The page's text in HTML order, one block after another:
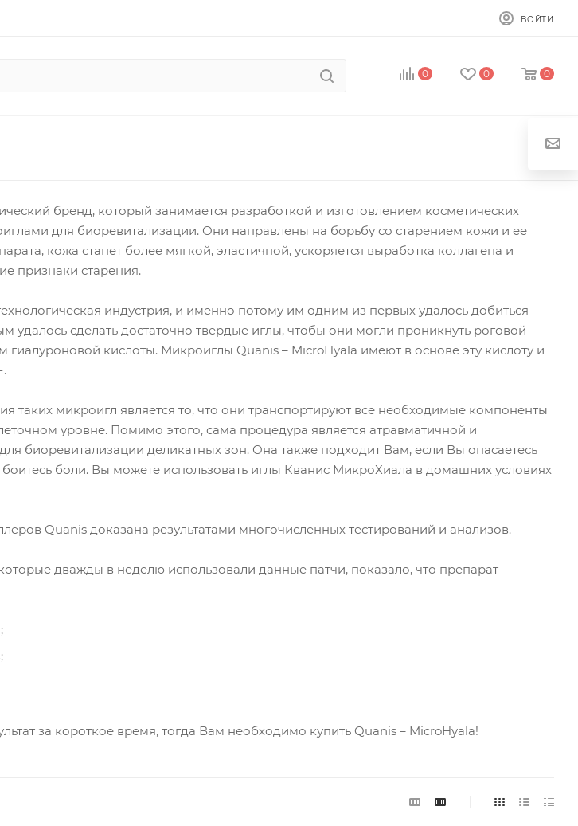
ВОЙТИ
0 0 0
бренд, который занимается разработкой и изготовлением косметических
для биоревитализации. Они направлены на борьбу со старением кожи и ее
кожа станет более мягкой, эластичной, ускоряется выработка коллагена и
признаки старения.
индустрия, и именно потому им одним из первых удалось добиться
удалось сделать достаточно твердые иглы, чтобы они могли проникнуть роговой
кислоты. Микроиглы Quanis – MicroHyala имеют в основе эту кислоту и
таких микроигл является то, что они транспортируют все необходимые компоненты
уровне. Помимо этого, сама процедура является атравматичной и
биоревитализации деликатных зон. Она также подходит Вам, если Вы опасаетесь
боли. Вы можете использовать иглы Кванис МикроХиала в домашних условиях
Quanis доказана результатами многочисленных тестирований и анализов.
дважды в неделю использовали данные патчи, показало, что препарат
за короткое время, тогда Вам необходимо купить Quanis – MicroHyala!